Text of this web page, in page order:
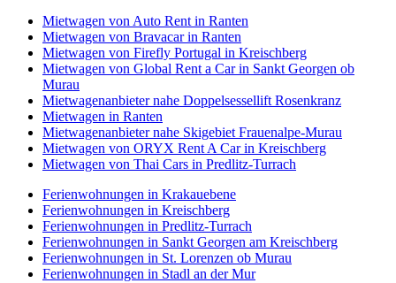
Mietwagen von Auto Rent in Ranten
Mietwagen von Bravacar in Ranten
Mietwagen von Firefly Portugal in Kreischberg
Mietwagen von Global Rent a Car in Sankt Georgen ob
Murau
Mietwagenanbieter nahe Doppelsessellift Rosenkranz
Mietwagen in Ranten
Mietwagenanbieter nahe Skigebiet Frauenalpe-Murau
Mietwagen von ORYX Rent A Car in Kreischberg
Mietwagen von Thai Cars in Predlitz-Turrach
Ferienwohnungen in Krakauebene
Ferienwohnungen in Kreischberg
Ferienwohnungen in Predlitz-Turrach
Ferienwohnungen in Sankt Georgen am Kreischberg
Ferienwohnungen in St. Lorenzen ob Murau
Ferienwohnungen in Stadl an der Mur